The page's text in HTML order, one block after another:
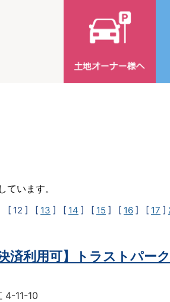
ています。
[ 12 ] [ 13 ] [ 14 ] [ 15 ] [ 16 ] [ 17 ]
済利用可】トラストパー
4-11-10